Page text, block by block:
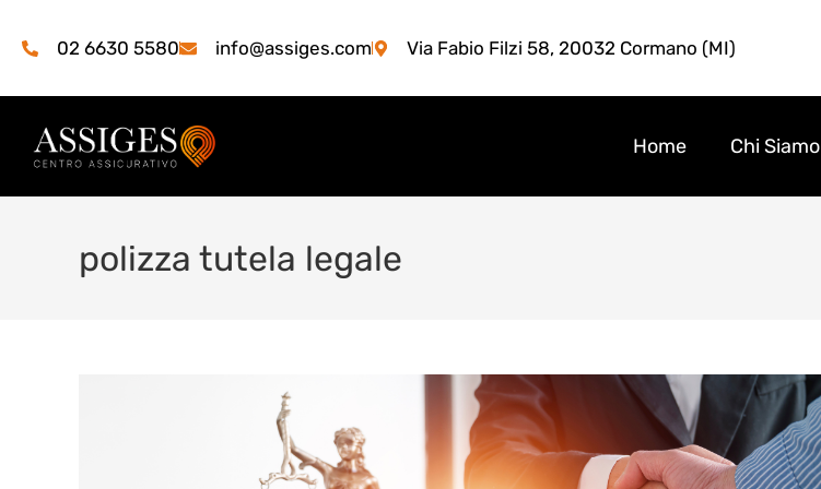
02 6630 5580 info@assiges.com Via Fabio Filzi 58, 20032 Cormano (MI)
Home Chi Siamo
polizza tutela legale